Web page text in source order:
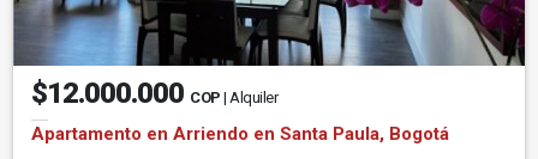
$12.000.000 COP | Alquiler
Apartamento en Arriendo en Santa Paula, Bogotá